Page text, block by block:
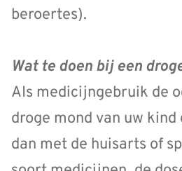
beroertes).
Wat te doen bij een
AIs medicijngebruik de
droge mond van uw
dan met de huisarts of